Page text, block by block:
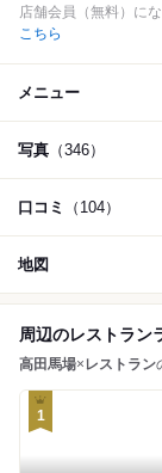
店舗会員（無料）に
こちら
メニュー
写真 （346）
口コミ （104）
地図
周辺のレストラン
高田馬場× レストラン
1